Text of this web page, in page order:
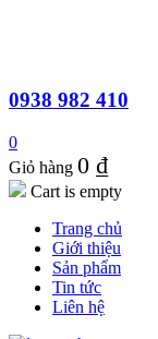
0938 982 410
0
Giỏ hàng 0 ₫
Cart is empty
Trang chủ
Giới thiệu
Sản phẩm
Tin tức
Liên hệ